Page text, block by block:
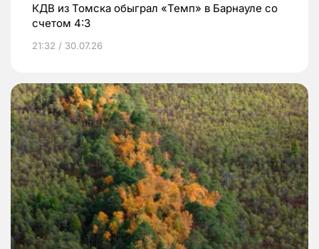
КДВ из Томска обыграл «Темп» в Барнауле со
счетом 4:3
21:32 / 30.07.26